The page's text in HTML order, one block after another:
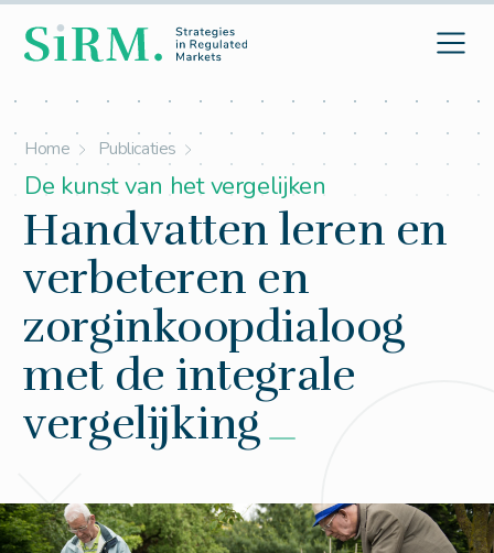
Home Publicaties
De kunst van het vergelijken
Handvatten leren en
verbeteren en
zorginkoopdialoog
met de integrale
vergelijking